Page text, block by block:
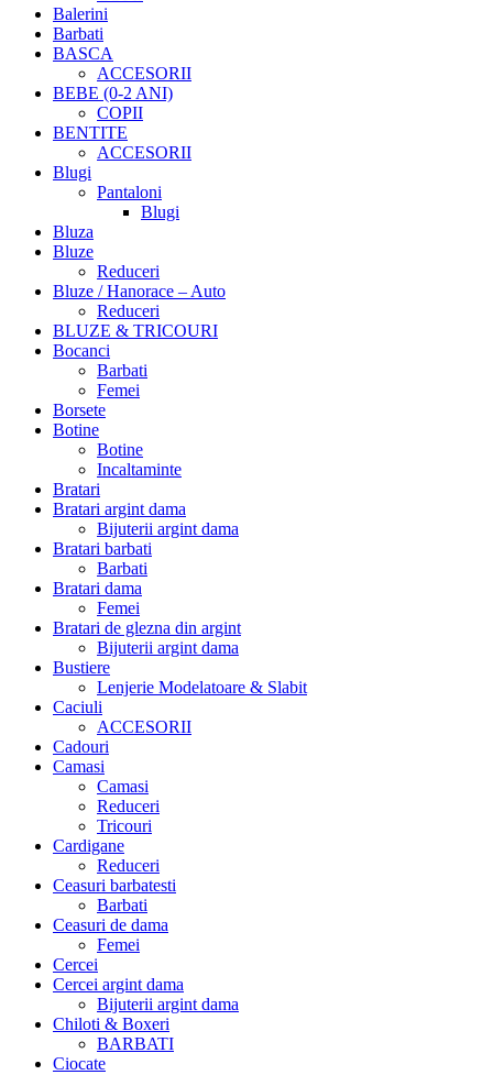
Balerini
Barbati
BASCA
ACCESORII
BEBE (0-2 ANI)
COPII
BENTITE
ACCESORII
Blugi
Pantaloni
Blugi
Bluza
Bluze
Reduceri
Bluze / Hanorace – Auto
Reduceri
BLUZE & TRICOURI
Bocanci
Barbati
Femei
Borsete
Botine
Botine
Incaltaminte
Bratari
Bratari argint dama
Bijuterii argint dama
Bratari barbati
Barbati
Bratari dama
Femei
Bratari de glezna din argint
Bijuterii argint dama
Bustiere
Lenjerie Modelatoare & Slabit
Caciuli
ACCESORII
Cadouri
Camasi
Camasi
Reduceri
Tricouri
Cardigane
Reduceri
Ceasuri barbatesti
Barbati
Ceasuri de dama
Femei
Cercei
Cercei argint dama
Bijuterii argint dama
Chiloti & Boxeri
BARBATI
Ciocate